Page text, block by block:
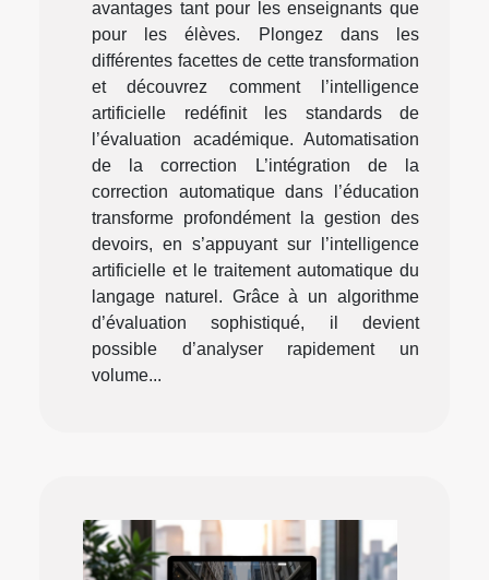
avantages tant pour les enseignants que
pour les élèves. Plongez dans les
différentes facettes de cette transformation
et découvrez comment l’intelligence
artificielle redéfinit les standards de
l’évaluation académique. Automatisation
de la correction L’intégration de la
correction automatique dans l’éducation
transforme profondément la gestion des
devoirs, en s’appuyant sur l’intelligence
artificielle et le traitement automatique du
langage naturel. Grâce à un algorithme
d’évaluation sophistiqué, il devient
possible d’analyser rapidement un
volume...